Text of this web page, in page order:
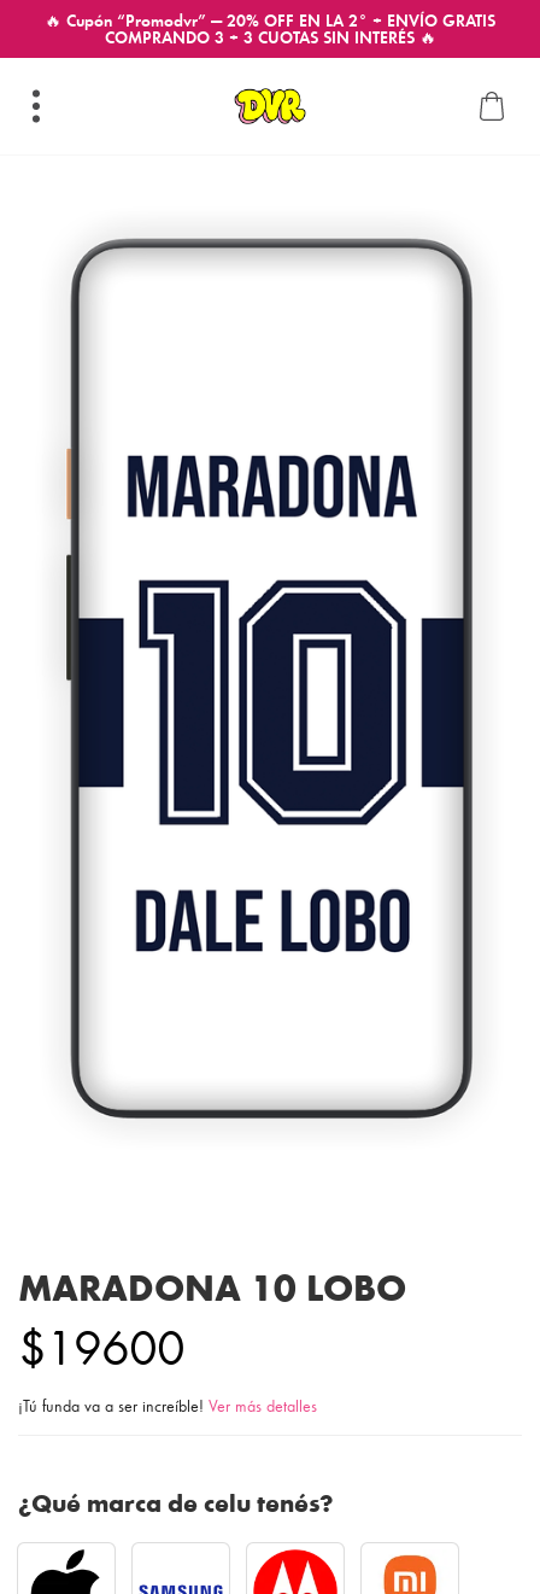
🔥 Cupón “Promodvr” — 20% OFF EN LA 2° + ENVÍO GRATIS
COMPRANDO 3 + 3 CUOTAS SIN INTERÉS 🔥
MARADONA 10 LOBO
$19600
¡Tú funda va a ser increíble! Ver más detalles
¿Qué marca de celu tenés?